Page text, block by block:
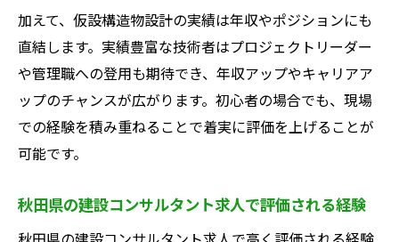
加えて、仮設構造物設計の実績は年収やポジションにも
直結します。実績豊富な技術者はプロジェクトリーダー
や管理職への登用も期待でき、年収アップやキャリアア
ップのチャンスが広がります。初心者の場合でも、現場
での経験を積み重ねることで着実に評価を上げることが
可能です。
秋田県の建設コンサルタント求人で評価される経験